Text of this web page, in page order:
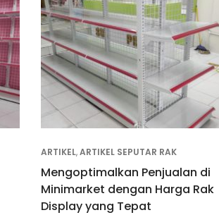
ARTIKEL,ARTIKEL SEPUTAR RAK
Mengoptimalkan Penjualan di
Minimarket dengan Harga Rak
Display yang Tepat